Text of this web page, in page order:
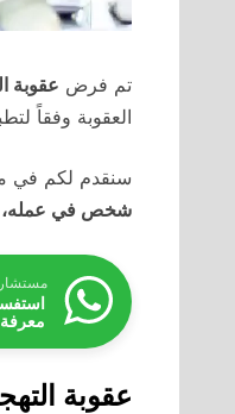
تم فرض عقوبة
العقوبة وفقاً لتطبيق المادة 7 من قانون الرشوة على أولئك
سنقدم لكم في
شخص في عمله،
عقوبة